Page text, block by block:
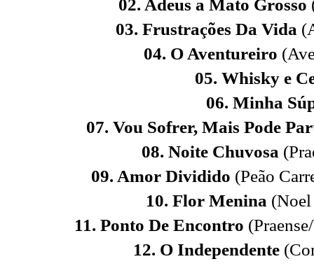
02. Adeus a Mato Grosso
03. Frustrações Da Vida
04. O Aventureiro
05. Whisky e
06. Minha
07. Vou Sofrer, Mais Pode
08. Noite Chuvosa
09. Amor Dividido (Peão
10. Flor Menina
11. Ponto De Encontro
12. O Independente